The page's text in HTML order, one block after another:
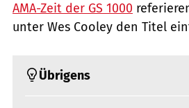
AMA-Zeit der GS 1000
unter Wes Cooley den Titel
Übrigens